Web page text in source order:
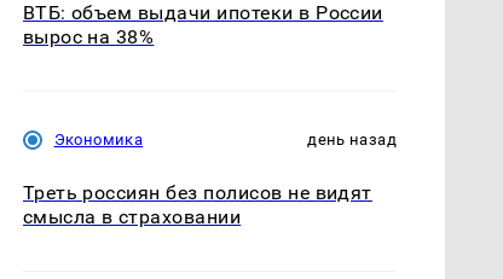
ВТБ: объем выдачи ипотеки в России
вырос на 38%
Экономика день назад
Треть россиян без полисов не видят
смысла в страховании